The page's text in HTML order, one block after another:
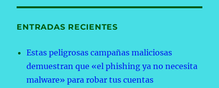
ENTRADAS RECIENTES
Estas peligrosas campañas maliciosas
demuestran que «el phishing ya no necesita
malware» para robar tus cuentas